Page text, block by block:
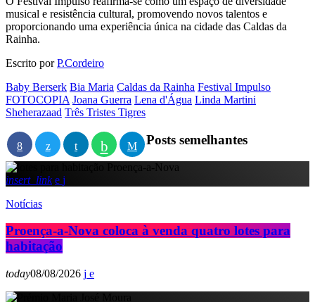
musical e resistência cultural, promovendo novos talentos e
proporcionando uma experiência única na cidade das Caldas da
Rainha.
Escrito porP.Cordeiro
Baby Berserk Bia Maria Caldas da Rainha Festival Impulso
FOTOCOPIA Joana Guerra Lena d'Água Linda Martini
Sheherazaad Três Tristes Tigres
Posts semelhantes
insert_link
Notícias
Proença-a-Nova coloca à venda quatro lotes para
habitação
today08/08/2026